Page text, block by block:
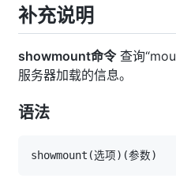
补充说明
showmount命令查询
服务器加载的信息。
语法
showmount (选项) (参数)